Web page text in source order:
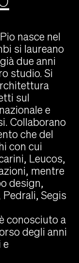
nasce nel
si laureano
due anni
studio. Si
sul
e
Collaborano
che del
con cui
Leucos,
mentre
design,
Segis
conosciuto a
degli anni
e